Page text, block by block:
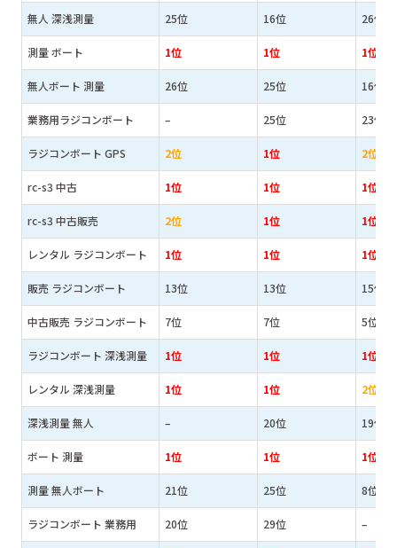
無人 深浅測量 25位 16位 26位
測量 ボート 1位 1位 1位
無人ボート 測量 26位 25位 16位
業務用ラジコンボート – 25位 23位
ラジコンボート GPS 2位 1位 2位
rc-s3 中古 1位 1位 1位
rc-s3 中古販売 2位 1位 1位
レンタル ラジコンボート 1位 1位 1位
販売 ラジコンボート 13位 13位 15位
中古販売 ラジコンボート 7位 7位 5位
ラジコンボート 深浅測量 1位 1位 1位
レンタル 深浅測量 1位 1位 2位
深浅測量 無人 – 20位 19位
ボート 測量 1位 1位 1位
測量 無人ボート 21位 25位 8位
ラジコンボート 業務用 20位 29位 –